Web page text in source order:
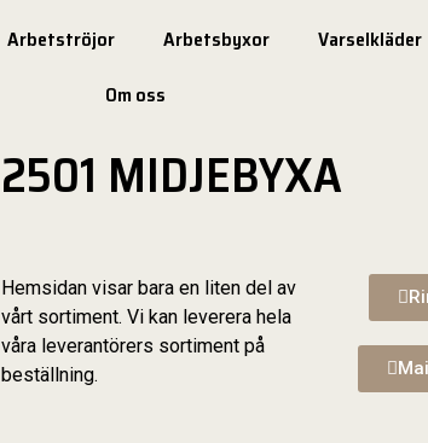
Arbetströjor Arbetsbyxor Varselkläder
Om oss
2501 MIDJEBYXA
Hemsidan visar bara en liten del av
vårt sortiment. Vi kan leverera hela
våra leverantörers sortiment på
beställning.